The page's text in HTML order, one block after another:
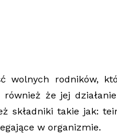
wolnych rodników,
że jej
składniki takie jak:
w organizmie.